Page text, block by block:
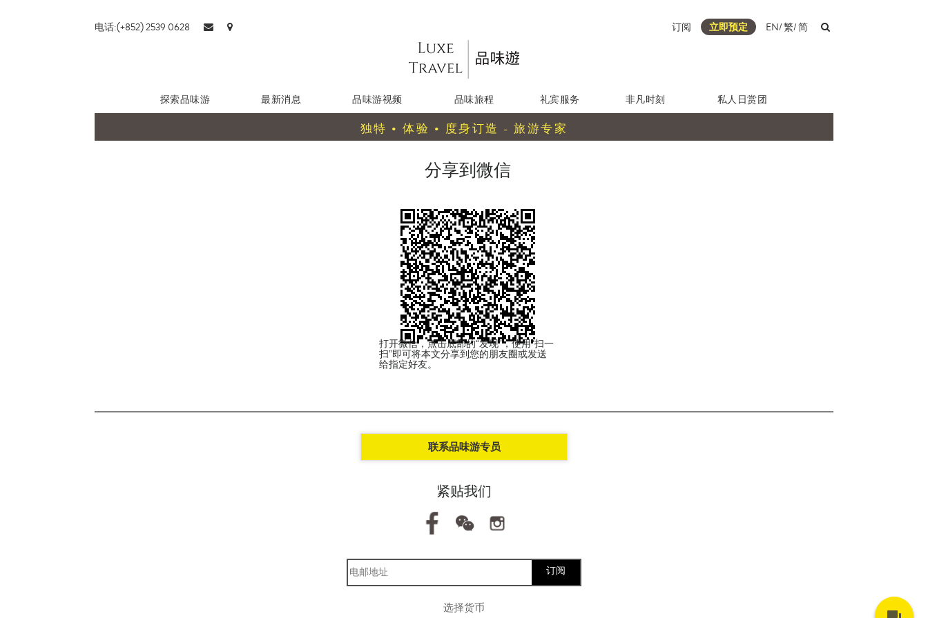
电话:(+852) 2539 0628 订阅 立即预定 EN/繁/简
探索品味游 最新消息 品味游视频 品味旅程 礼宾服务 非凡时刻 私人日赏团
独特 • 体验 • 度身订造 - 旅游专家
分享到微信
打开微信，点击底部的“发现”，使用“扫一
扫”即可将本文分享到您的朋友圈或发送
给指定好友。
联系品味游专员
紧贴我们
订阅
选择货币